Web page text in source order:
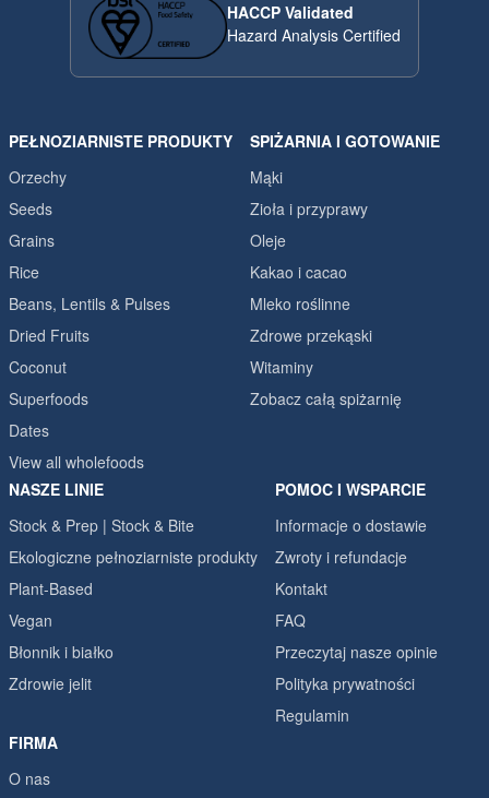
HACCP Validated
Hazard Analysis Certified
PEŁNOZIARNISTE PRODUKTY
Orzechy
Seeds
Grains
Rice
Beans, Lentils & Pulses
Dried Fruits
Coconut
Superfoods
Dates
View all wholefoods
SPIŻARNIA I GOTOWANIE
Mąki
Zioła i przyprawy
Oleje
Kakao i cacao
Mleko roślinne
Zdrowe przekąski
Witaminy
Zobacz całą spiżarnię
NASZE LINIE
Stock & Prep | Stock & Bite
Ekologiczne pełnoziarniste produkty
Plant-Based
Vegan
Błonnik i białko
Zdrowie jelit
POMOC I WSPARCIE
Informacje o dostawie
Zwroty i refundacje
Kontakt
FAQ
Przeczytaj nasze opinie
Polityka prywatności
Regulamin
FIRMA
O nas